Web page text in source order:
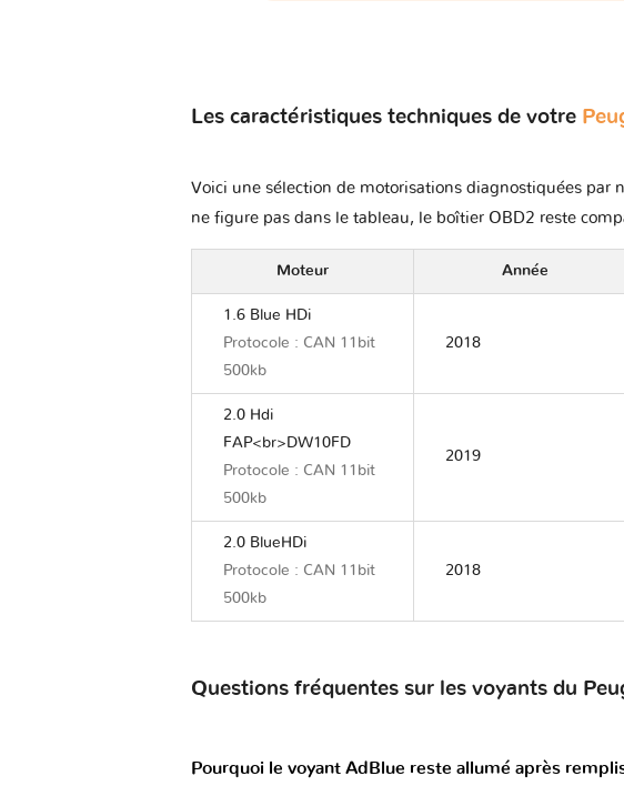
Les caractéristiques techniques de votre
Voici une sélection de motorisations diagnostiquées par
ne figure pas dans le tableau, le boîtier OBD2 reste
Moteur Année
1.6 Blue HDi
Protocole : CAN 11bit
500kb
2018
2.0 Hdi
FAP<br>DW10FD
Protocole : CAN 11bit
500kb
2019
2.0 BlueHDi
Protocole : CAN 11bit
500kb
2018
Questions fréquentes sur les voyants du
Pourquoi le voyant AdBlue reste allumé après